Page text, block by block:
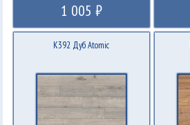
1 005 ₽
K392 Дуб Atomic